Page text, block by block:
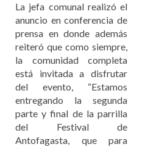
La jefa comunal realizó el
anuncio en conferencia de
prensa en donde además
reiteró que como siempre,
la comunidad completa
está invitada a disfrutar
del evento, “Estamos
entregando la segunda
parte y final de la parrilla
del Festival de
Antofagasta, que para